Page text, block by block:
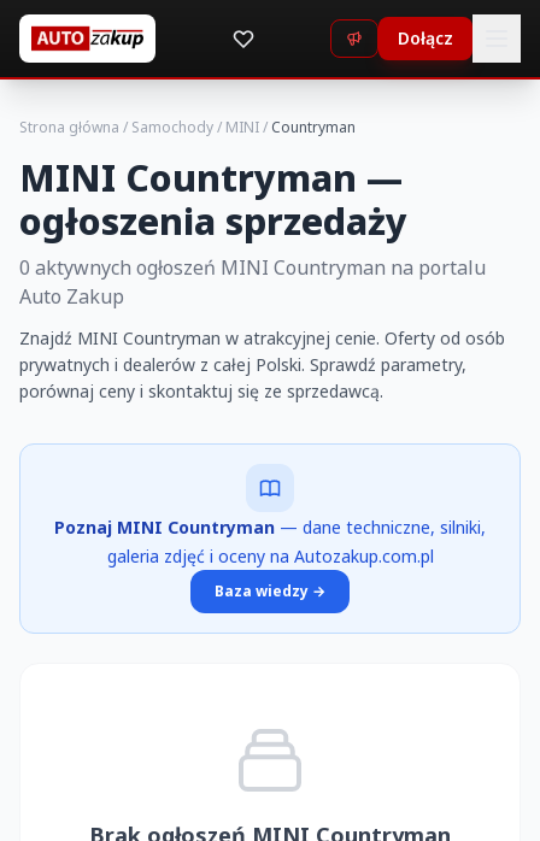
Dołącz
Strona główna / Samochody/ MINI/ Countryman
MINI Countryman —
ogłoszenia sprzedaży
0 aktywnych ogłoszeń MINI Countryman na portalu
Auto Zakup
Znajdź MINI Countryman w atrakcyjnej cenie. Oferty od osób
prywatnych i dealerów z całej Polski. Sprawdź parametry,
porównaj ceny i skontaktuj się ze sprzedawcą.
Poznaj MINI Countryman — dane techniczne, silniki,
galeria zdjęć i oceny na Autozakup.com.pl
Baza wiedzy →
Brak ogłoszeń MINI Countryman